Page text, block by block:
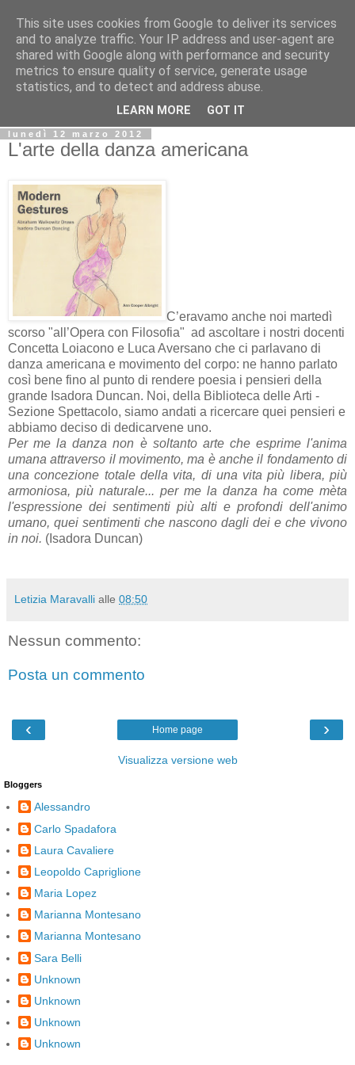
Biblio@rti in
Il Blog della Biblioteca di Area delle arti per condividere
informazioni iniziative incontri
lunedì 12 marzo 2012
L'arte della danza americana
C’eravamo anche noi martedì
scorso "all’Opera con Filosofia" ad ascoltare i nostri docenti
Concetta Loiacono e Luca Aversano che ci parlavano di
danza americana e movimento del corpo: ne hanno parlato
così bene fino al punto di rendere poesia i pensieri della
grande Isadora Duncan. Noi, della Biblioteca delle Arti -
Sezione Spettacolo, siamo andati a ricercare quei pensieri e
abbiamo deciso di dedicarvene uno.
Per me la danza non è soltanto arte che esprime l'anima
umana attraverso il movimento, ma è anche il fondamento di
una concezione totale della vita, di una vita più libera, più
armoniosa, più naturale... per me la danza ha come mèta
l'espressione dei sentimenti più alti e profondi dell'animo
umano, quei sentimenti che nascono dagli dei e che vivono
in noi. (Isadora Duncan)
Letizia Maravalli alle 08:50
Nessun commento:
Posta un commento
‹ ›
Home page
Visualizza versione web
Bloggers
Alessandro
Carlo Spadafora
Laura Cavaliere
Leopoldo Capriglione
Maria Lopez
Marianna Montesano
Marianna Montesano
Sara Belli
Unknown
Unknown
Unknown
Unknown
This site uses cookies from Google to deliver its services
and to analyze traffic. Your IP address and user-agent are
shared with Google along with performance and security
metrics to ensure quality of service, generate usage
statistics, and to detect and address abuse.
LEARN MORE GOT IT